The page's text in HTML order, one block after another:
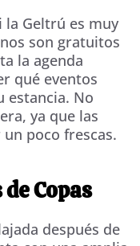
la Geltrú es muy
son gratuitos
la agenda
qué eventos
estancia. No
ya que las
poco frescas.
Copas
después de